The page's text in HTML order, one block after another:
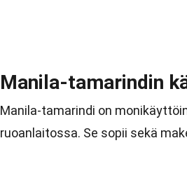
Manila-tamarindin
Manila-tamarindi on
ruoanlaitossa. Se sopii sekä